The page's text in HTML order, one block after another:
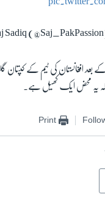
افغانستان کی ٹیم کے کپتان
یہ محض ایک کھیل ہے۔
Print